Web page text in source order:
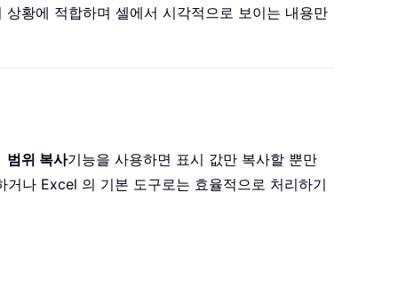
황에 적합하며 셀에서 시각적으로 보이는 내용만
범위 복사기능을 사용하면 표시 값만 복사할 뿐만
나 Excel 의 기본 도구로는 효율적으로 처리하기